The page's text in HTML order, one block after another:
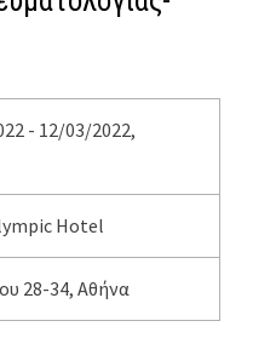
- 12/03/2022,
Hotel
28-34, Αθήνα